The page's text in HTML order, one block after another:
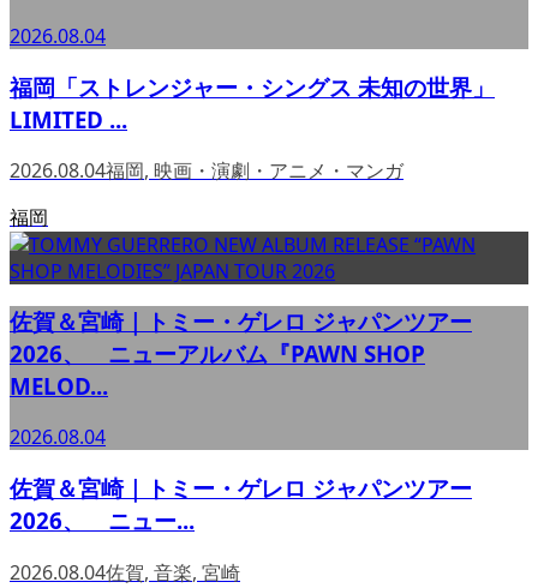
2026.08.04
福岡「ストレンジャー・シングス 未知の世界」
LIMITED ...
2026.08.04福岡, 映画・演劇・アニメ・マンガ
福岡
佐賀＆宮崎｜トミー・ゲレロ ジャパンツアー
2026、 ニューアルバム『PAWN SHOP
MELOD...
2026.08.04
佐賀＆宮崎｜トミー・ゲレロ ジャパンツアー
2026、 ニュー...
2026.08.04佐賀, 音楽, 宮崎